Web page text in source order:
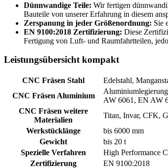
Dünnwandige Teile: Wir fertigen
Bauteile von unserer Erfahrung in diesem
Zerspanung in jeder Größenordnung: Sie
EN 9100:2018 Zertifizierung: Diese
Fertigung von Luft- und Raumfahrtteilen,
Leistungsübersicht kompakt
CNC Fräsen Stahl
Edelstahl,
CNC Fräsen Aluminium
AW 6061, EN AW
CNC Fräsen weitere
Materialien
Titan, Invar, CFK,
Werkstücklänge
bis 6000 mm
Gewicht
bis 20 t
Spezielle Verfahren
High Performance
Zertifizierung
EN 9100:2018